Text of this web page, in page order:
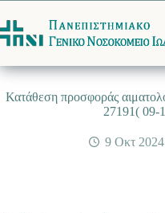
στο
περιεχόμενο
Κατάθεση προσφοράς
27191( 09-
9 Οκτ 2024